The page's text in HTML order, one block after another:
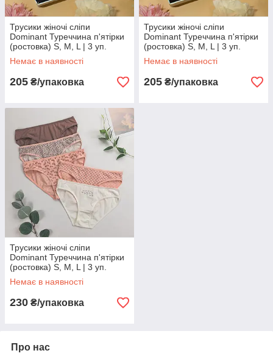
Трусики жіночі сліпи
Dominant Туреччина п'ятірки
(ростовка) S, M, L | 3 уп.
Немає в наявності
205 ₴/упаковка
Трусики жіночі сліпи
Dominant Туреччина п'ятірки
(ростовка) S, M, L | 3 уп.
Немає в наявності
205 ₴/упаковка
Трусики жіночі сліпи
Dominant Туреччина п'ятірки
(ростовка) S, M, L | 3 уп.
Немає в наявності
230 ₴/упаковка
Про нас